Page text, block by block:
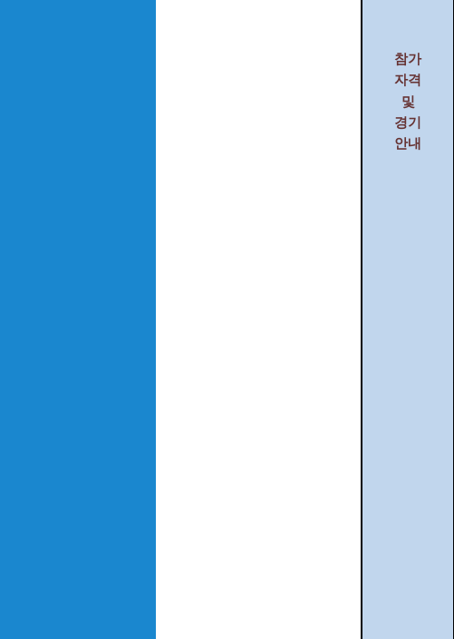
참가
자격
및
경기
안내